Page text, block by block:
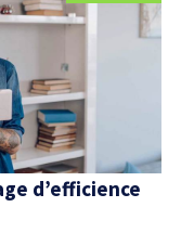
d’efficience